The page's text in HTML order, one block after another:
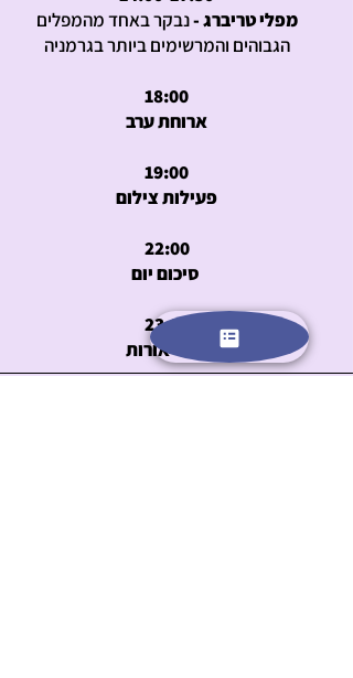
מפלי טריברג -נבקר באחד מהמפלים
הגבוהים והמרשימים ביותר בגרמניה
18:00
ארוחת ערב
19:00
פעילות צילום
22:00
23:00
כיבוי אורות